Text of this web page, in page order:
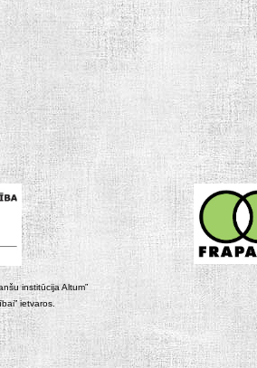
institūcija Altum”
ietvaros.